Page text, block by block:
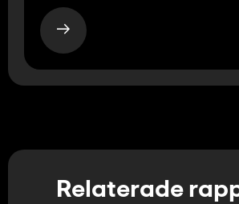
Relaterade